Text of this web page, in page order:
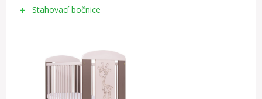
Stahovací bočnice